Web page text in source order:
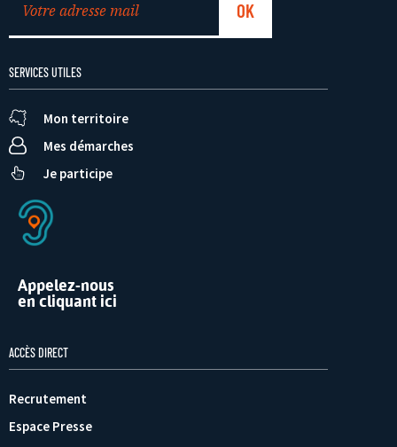
SERVICES UTILES
Mon territoire
Mes démarches
Je participe
Appelez-nous
en cliquant ici
ACCÈS DIRECT
Recrutement
Espace Presse